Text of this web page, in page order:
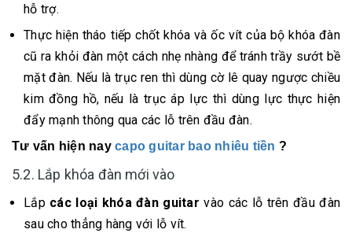
hỗ trợ.
Thực hiện tháo tiếp chốt khóa và ốc vít của bộ khóa đàn
cũ ra khỏi đàn một cách nhẹ nhàng để tránh trầy sướt bề
mặt đàn. Nếu là trục ren thì dùng cờ lê quay ngược chiều
kim đồng hồ, nếu là trục áp lực thì dùng lực thực hiện
đẩy mạnh thông qua các lỗ trên đầu đàn.
Tư vấn hiện nay capo guitar bao nhiêu tiền ?
5.2. Lắp khóa đàn mới vào
Lắp các loại khóa đàn guitar vào các lỗ trên đầu đàn
sau cho thẳng hàng với lỗ vít.